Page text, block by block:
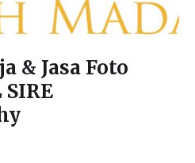
& Jasa Foto
SIRE